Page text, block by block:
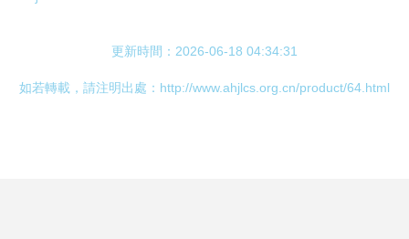
更新時間：2026-06-18 04:34:31
如若轉載，請注明出處：http://www.ahjlcs.org.cn/product/64.html